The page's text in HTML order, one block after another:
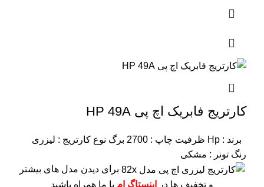
کارتریج فابریک اچ پی HP 49A
برند : Hp ظرفیت چاپ : 2700 برگ
نوع کارتریج : لیزری
رنگ تونر : مشکی
برای دیدن مدل های بیشتر
و تخفیف ها در
اینستاگرام با ما همراه باشید